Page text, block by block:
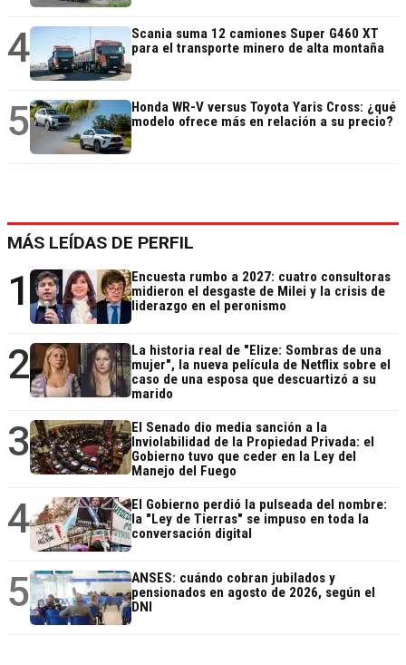
4
Scania suma 12 camiones Super G460 XT
para el transporte minero de alta montaña
5
Honda WR-V versus Toyota Yaris Cross: ¿qué
modelo ofrece más en relación a su precio?
MÁS LEÍDAS DE PERFIL
1
Encuesta rumbo a 2027: cuatro consultoras
midieron el desgaste de Milei y la crisis de
liderazgo en el peronismo
2
La historia real de "Elize: Sombras de una
mujer", la nueva película de Netflix sobre el
caso de una esposa que descuartizó a su
marido
3
El Senado dio media sanción a la
Inviolabilidad de la Propiedad Privada: el
Gobierno tuvo que ceder en la Ley del
Manejo del Fuego
4
El Gobierno perdió la pulseada del nombre:
la "Ley de Tierras" se impuso en toda la
conversación digital
5
ANSES: cuándo cobran jubilados y
pensionados en agosto de 2026, según el
DNI